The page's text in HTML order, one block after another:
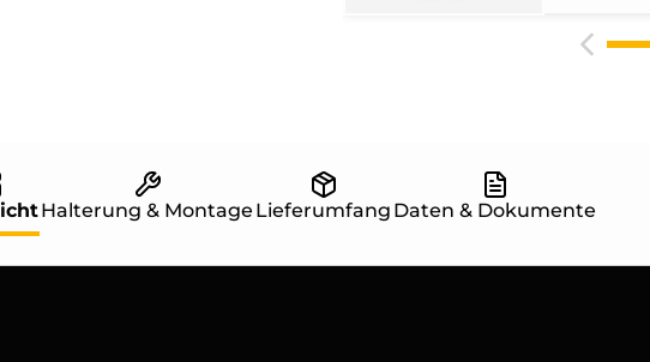
Halterung & Montage Lieferumfang Daten & Dokumente